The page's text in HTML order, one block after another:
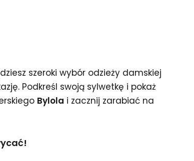
szeroki wybór odzieży damskiej
Podkreśl swoją sylwetkę i pokaż
Bylola i zacznij zarabiać na